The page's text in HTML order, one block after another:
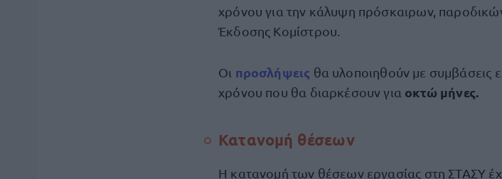
χρόνου για την κάλυψη πρόσκαιρων,
Έκδοσης Κομίστρου.
Οι προσλήψεις θα υλοποιηθούν με συμβάσεις
χρόνου που θα διαρκέσουν για οκτώ μήνες.
Κατανομή θέσεων
Η κατανομή των θέσεων εργασίας στη ΣΤΑΣΥ